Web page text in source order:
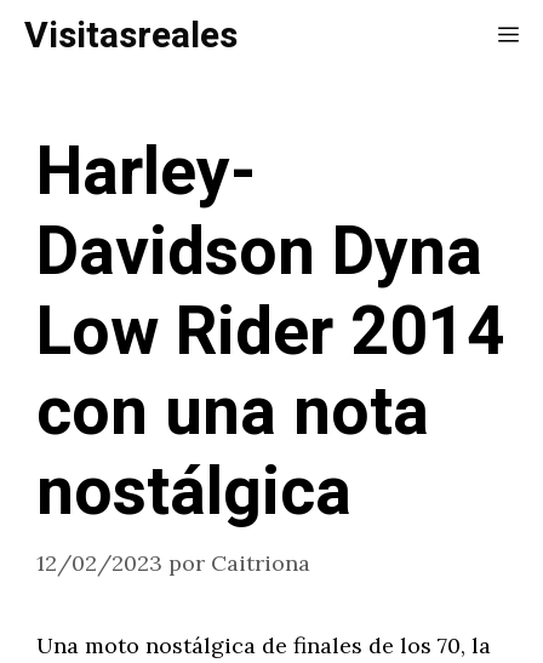
Saltar
Visitasreales
Harley-
Davidson Dyna
Low Rider 2014
con una nota
nostálgica
12/02/2023 por Caitriona
Una moto nostálgica de finales de los 70, la